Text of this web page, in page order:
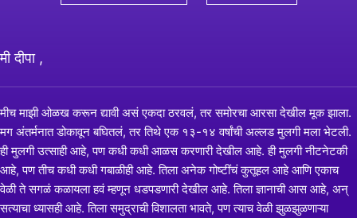
मी दीपा ,
मीच माझी ओळख करून द्यावी असं एकदा ठरवलं, तर समोरचा आरसा देखील मूक झाला.
मग अंतर्मनात डोकावून बघितलं, तर तिथे एक १३-१४ वर्षांची अल्लड मुलगी मला भेटली.
ही मुलगी उत्साही आहे, पण कधी कधी आळस करणारी देखील आहे. ही मुलगी नीटनेटकी
आहे, पण तीच कधी कधी गबाळीही आहे. तिला अनेक गोष्टींचं कुतूहल आहे आणि एकाच
वेळी ते सगळं कळायला हवं म्हणून धडपडणारी देखील आहे. तिला ज्ञानाची आस आहे, अन्
सत्याचा ध्यासही आहे. तिला समुद्राची विशालता भावते, पण त्याच वेळी झुळझुळणाऱ्या